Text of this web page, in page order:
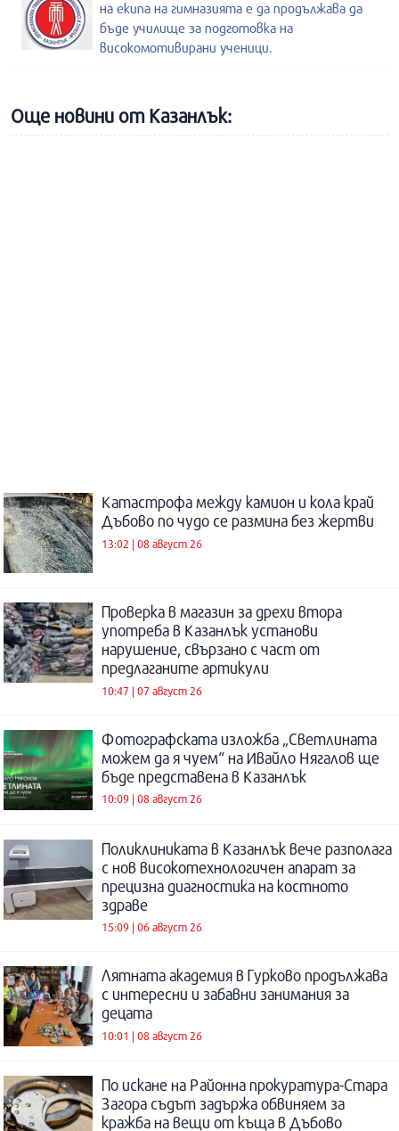
на екипа на гимназията е да продължава да
бъде училище за подготовка на
високомотивирани ученици.
Още новини от Казанлък:
Катастрофа между камион и кола край
Дъбово по чудо се размина без жертви
13:02 | 08 август 26
Проверка в магазин за дрехи втора
употреба в Казанлък установи
нарушение, свързано с част от
предлаганите артикули
10:47 | 07 август 26
Фотографската изложба „Светлината
можем да я чуем“ на Ивайло Нягалов ще
бъде представена в Казанлък
10:09 | 08 август 26
Поликлиниката в Казанлък вече разполага
с нов високотехнологичен апарат за
прецизна диагностика на костното
здраве
15:09 | 06 август 26
Лятната академия в Гурково продължава
с интересни и забавни занимания за
децата
10:01 | 08 август 26
По искане на Районна прокуратура-Стара
Загора съдът задържа обвиняем за
кражба на вещи от къща в Дъбово